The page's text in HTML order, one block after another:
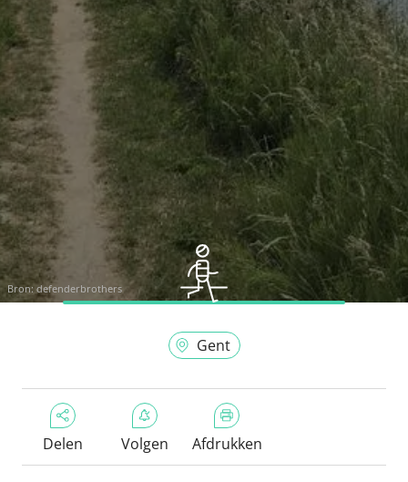
Bron:defenderbrothers
Gent
Delen Volgen Afdrukken